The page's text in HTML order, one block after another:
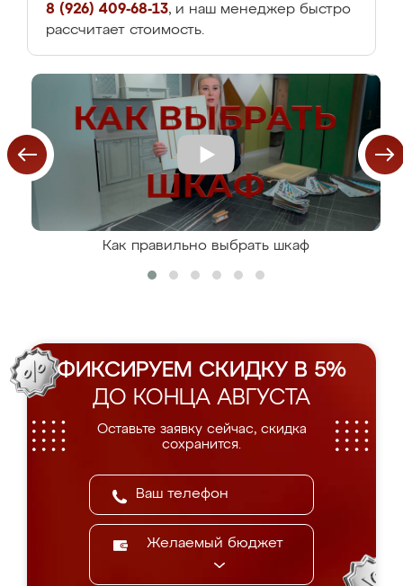
8 (926) 409-68-13, и наш менеджер быстро
рассчитает стоимость.
Как правильно выбрать шкаф
ФИКСИРУЕМ СКИДКУ В 5%
ДО КОНЦА АВГУСТА
Оставьте заявку сейчас, скидка
сохранится.
Желаемый бюджет